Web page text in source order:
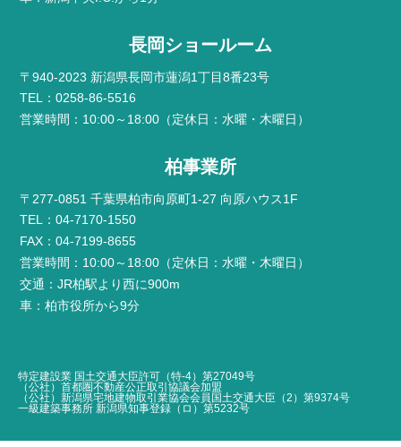
長岡ショールーム
〒940-2023 新潟県長岡市蓮潟1丁目8番23号
TEL：0258-86-5516
営業時間：10:00～18:00（定休日：水曜・木曜日）
柏事業所
〒277-0851 千葉県柏市向原町1-27 向原ハウス1F
TEL：04-7170-1550
FAX：04-7199-8655
営業時間：10:00～18:00（定休日：水曜・木曜日）
交通：JR柏駅より西に900m
車：柏市役所から9分
特定建設業 国土交通大臣許可（特-4）第27049号
（公社）首都圏不動産公正取引協議会加盟
（公社）新潟県宅地建物取引業協会会員国土交通大臣（2）第9374号
一級建築事務所 新潟県知事登録（ロ）第5232号